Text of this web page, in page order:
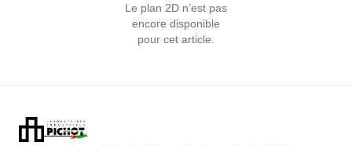
Le plan 2D n’est pas
encore disponible
pour cet article.